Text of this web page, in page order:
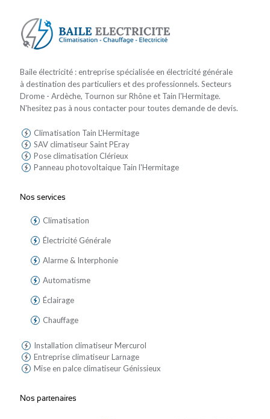
Baile électricité : entreprise spécialisée en électricité générale
à destination des particuliers et des professionnels. Secteurs
Drome - Ardèche, Tournon sur Rhône et Tain l'Hermitage.
N'hesitez pas à nous contacter pour toutes demande de devis.
Climatisation Tain L'Hermitage
SAV climatiseur Saint PEray
Pose climatisation Clérieux
Panneau photovoltaique Tain l'Hermitage
Nos services
Climatisation
Électricité Générale
Alarme & Interphonie
Automatisme
Éclairage
Chauffage
Installation climatiseur Mercurol
Entreprise climatiseur Larnage
Mise en palce climatiseur Génissieux
Nos partenaires